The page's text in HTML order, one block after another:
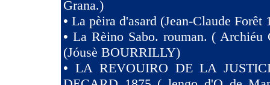
Grana.)
• La pèira d'asard (Jean-Claude Forêt
• La Rèino Sabo. rouman. ( Archiéu
(Jóusè BOURRILLY)
• LA REVOUIRO DE LA